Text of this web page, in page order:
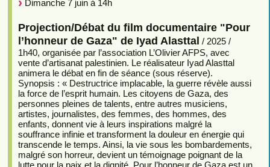
Dimanche 7 juin à 14h
Projection/Débat du film documentaire "Pour
l’honneur de Gaza" de Iyad Alasttal / 2025 /
1h40, organisée par l’association L’Olivier AFPS, avec
vente d’artisanat palestinien. Le réalisateur Iyad Alasttal
animera le débat en fin de séance (sous réserve).
Synopsis : « Destructrice implacable, la guerre révèle aussi
la force de l’esprit humain. Les citoyens de Gaza, des
personnes pleines de talents, entre autres musiciens,
artistes, journalistes, des femmes, des hommes, des
enfants, donnent vie à leurs inspirations malgré la
souffrance infinie et transforment la douleur en énergie qui
transcende le temps. Ainsi, la vie sous les bombardements,
malgré son horreur, devient un témoignage poignant de la